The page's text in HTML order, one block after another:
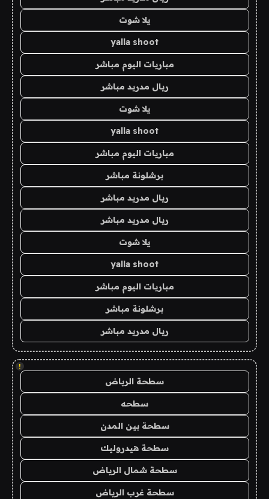
يلا شوت
yalla shoot
مباريات اليوم مباشر
ريال مدريد مباشر
يلا شوت
yalla shoot
مباريات اليوم مباشر
برشلونة مباشر
ريال مدريد مباشر
ريال مدريد مباشر
يلا شوت
yalla shoot
مباريات اليوم مباشر
برشلونة مباشر
ريال مدريد مباشر
!
سطحة الرياض
سطحه
سطحة بين المدن
سطحة هيدروليك
سطحة شمال الرياض
سطحة غرب الرياض